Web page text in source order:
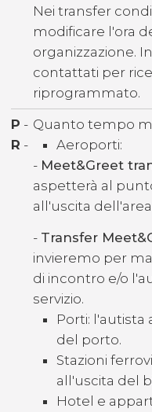
Nei transfer
modificare l'ora
organizzazione.
contattati per
riprogrammato.
P - Quanto tempo
R -
Aeroporti:
- Meet&Greet
aspetterà al
all'uscita
- Transfer
invieremo per
di incontro e/o
servizio.
Porti: l'autista
del porto.
Stazioni
all'uscita del
Hotel e